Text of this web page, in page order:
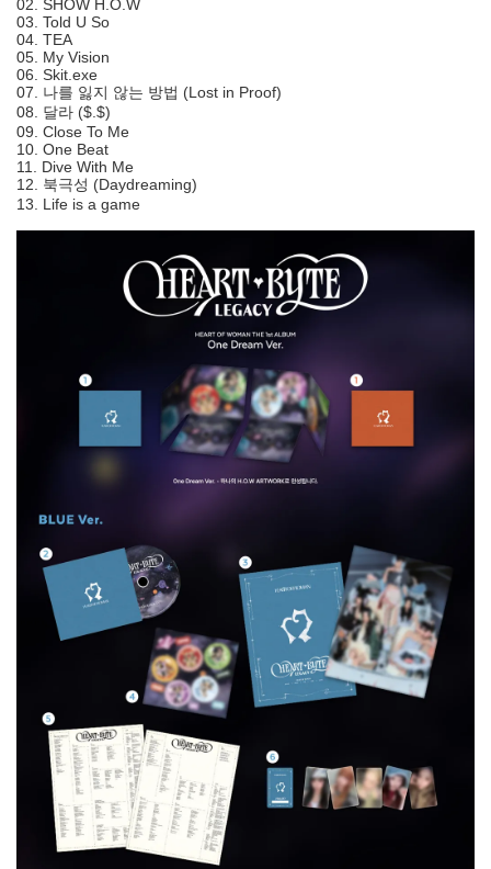
02. SHOW H.O.W
03. Told U So
04. TEA
05. My Vision
06. Skit.exe
07. 나를 잃지 않는 방법 (Lost in Proof)
08. 달라 ($.$)
09. Close To Me
10. One Beat
11. Dive With Me
12. 북극성 (Daydreaming)
13. Life is a game